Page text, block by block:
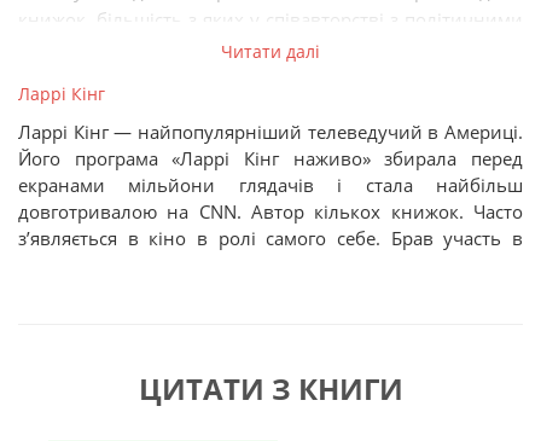
книжок, більшість з яких у співавторстві з політичними
діячами, популярними ведучими, а також зірками
будь з ким, будь-коли і будь-де». Частий гість на радіо
та телебаченні, де розважає свою аудиторію
розповідями про драму, гумор, натхнення, відвагу і
патріотизм.
Читати далі
Ларрі Кінг
Ларрі Кінг — найпопулярніший телеведучий в Америці.
Його програма «Ларрі Кінг наживо» збирала перед
екранами мільйони глядачів і стала найбільш
довготривалою на CNN. Автор кількох книжок. Часто
з’являється в кіно в ролі самого себе. Брав участь в
ЦИТАТИ З КНИГИ